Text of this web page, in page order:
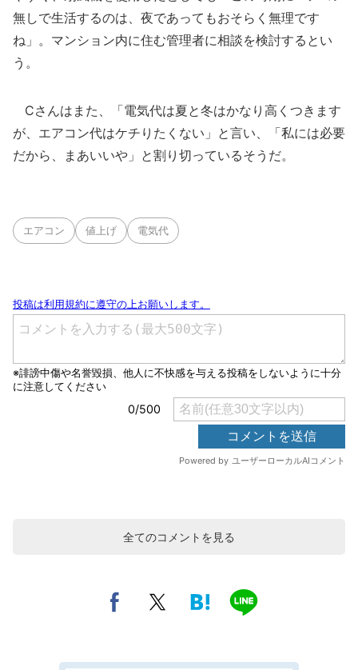
無しで生活するのは、夜であってもおそらく無理です
ね」。マンション内に住む管理者に相談を検討するとい
う。
Cさんはまた、「電気代は夏と冬はかなり高くつきます
が、エアコン代はケチりたくない」と言い、「私には必要
だから、まあいいや」と割り切っているそうだ。
エアコン 値上げ 電気代
全てのコメントを見る